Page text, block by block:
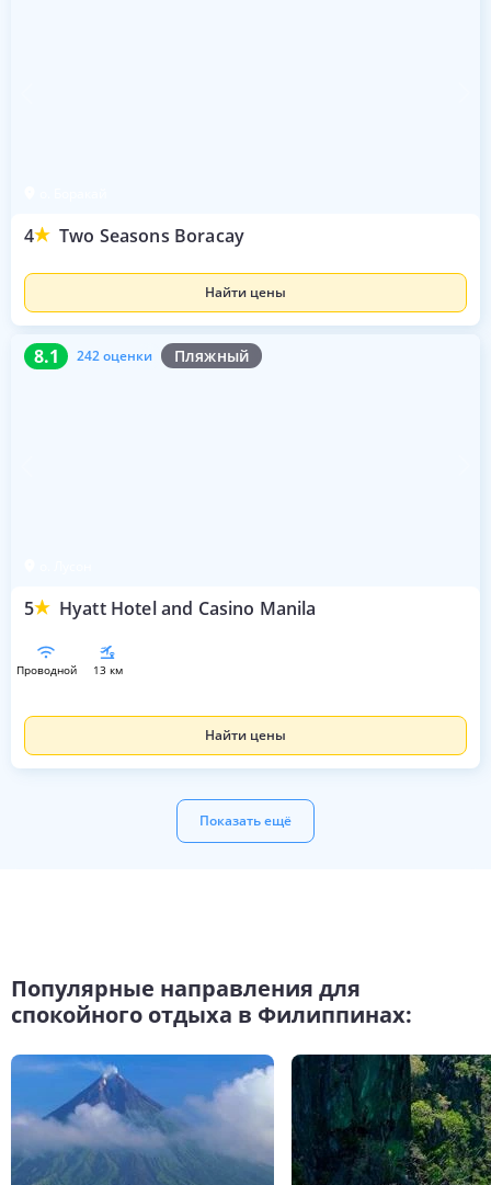
4 Two Seasons Boracay
Найти цены
8.1 242 оценки Пляжный
5 Hyatt Hotel and Casino Manila
8.1 242 оценки
проводной 13 км
Найти цены
Показать ещё
Популярные направления для
спокойного отдыха в Филиппинах: